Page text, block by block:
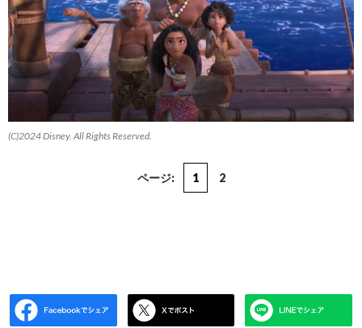
(C)2024 Disney. All Rights Reserved.
ページ: 1 2